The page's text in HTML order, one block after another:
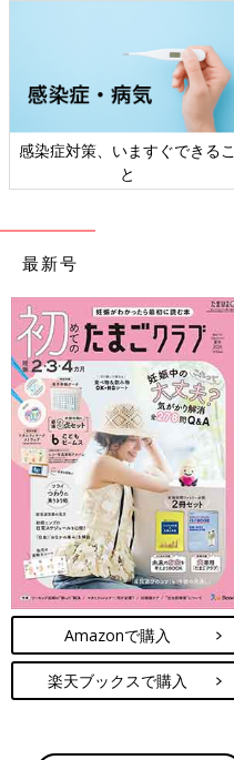
感染症対策、いますぐできるこ
と
最新号
Amazonで購入
楽天ブックスで購入